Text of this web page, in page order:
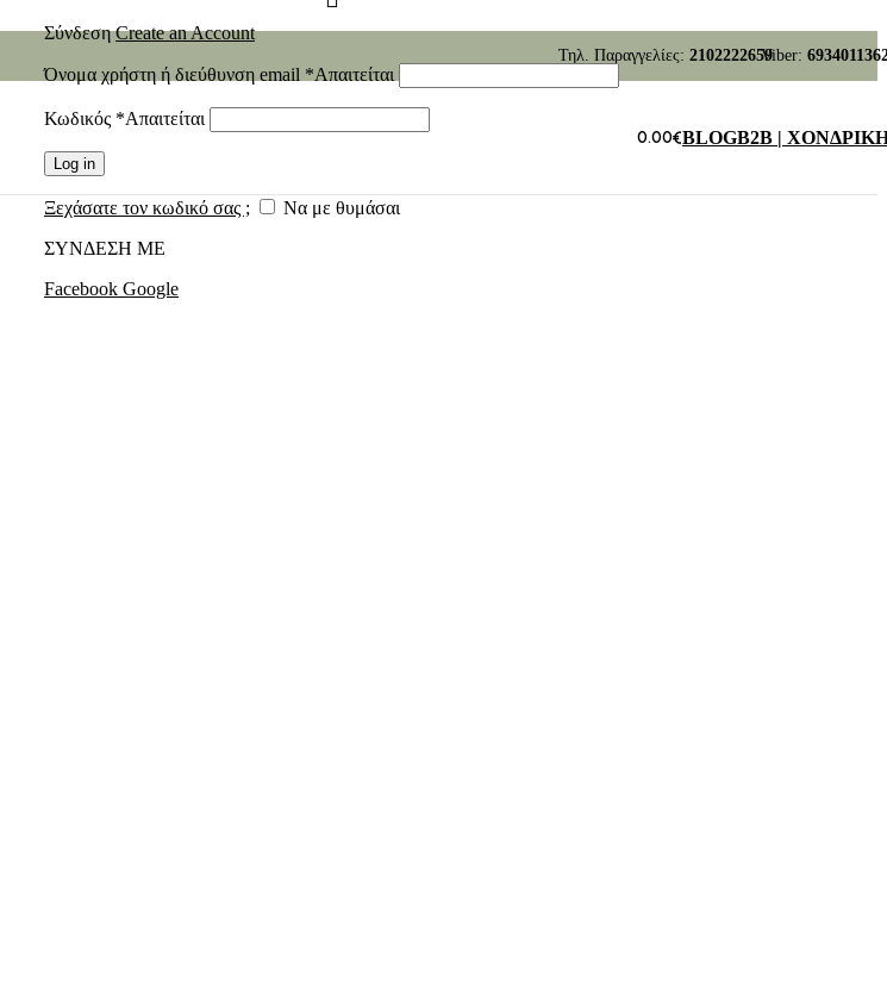
Τηλ. Παραγγελίες: 2102222659Viber:
ΣύνδεσηCreate an Account
Όνομα χρήστη ή διεύθυνση email *Απαιτείται
Κωδικός *Απαιτείται
Log in
Ξεχάσατε τον κωδικό σας ;
Να με θυμάσαι
ΣΥΝΔΕΣΗ ΜΕ
Facebook Google
0.00€BLOGB2B |